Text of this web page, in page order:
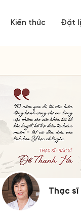
Kiến thức Đặt
Thạc sĩ